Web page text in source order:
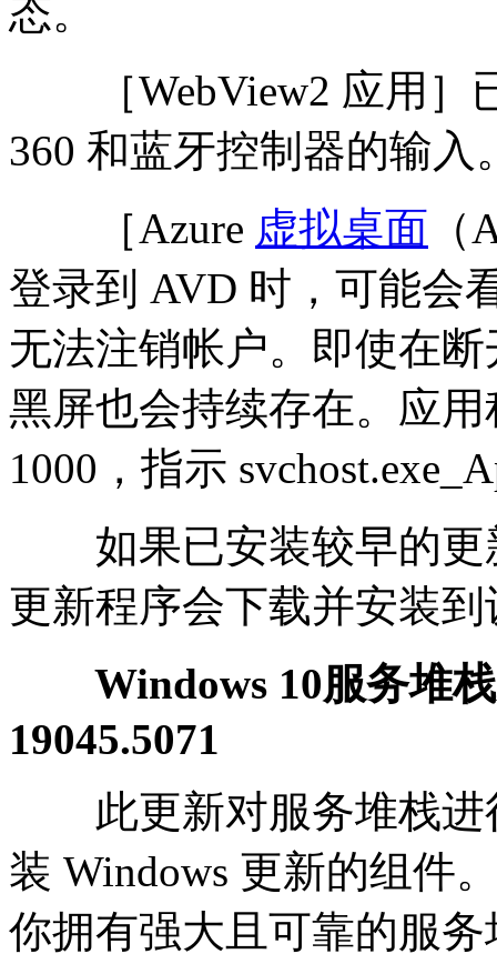
态。
［WebView2 应用］
360 和蓝牙控制器的输入
［Azure 虚拟桌面
登录到 AVD 时，可能会
无法注销帐户。即使在
黑屏也会持续存在。应
1000，指示
如果已安装较早的更
更新程序会下载并安装
Windows 10服务堆栈
19045.5071
此更新对服务堆栈进
装 Windows 更新的组件
你拥有强大且可靠的服